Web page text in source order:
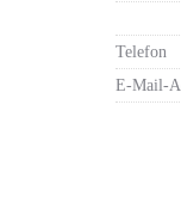
Telefon
E-Mail-